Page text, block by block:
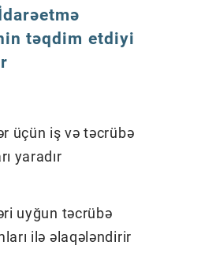
təqdim etdiyi
üçün iş və təcrübə
yaradır
uyğun təcrübə
ilə əlaqələndirir